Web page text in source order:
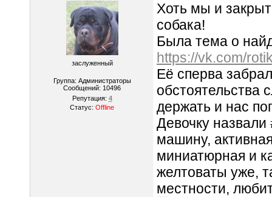
заслуженный
Группа: Администраторы
Сообщений: 10496
Репутация: 4
Статус: Offline
Хоть мы и
собака!
Была тема о
https://vk.com/
Её сперва
обстоятельства
держать и нас
Девочку
машину,
миниатюрная и
желтоваты уже,
местности,